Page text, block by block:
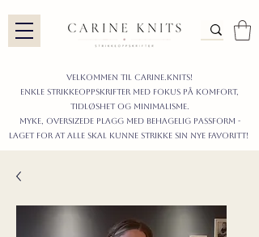
Velkommen til carine.knits!
enkle STRIKKEoppskrifter MED FOKUS PÅ KOMFORT,
TIDLØShet OG MINIMALISme.
myke, oversizede plagg med behagelig passform -
LAGET FOR AT ALLE skal KUNNE strikke sIN nyE favoritt!